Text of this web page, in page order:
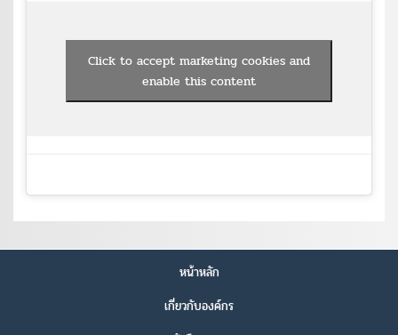
Click to accept marketing cookies and
enable this content
หน้าหลัก
เกี่ยวกับองค์กร